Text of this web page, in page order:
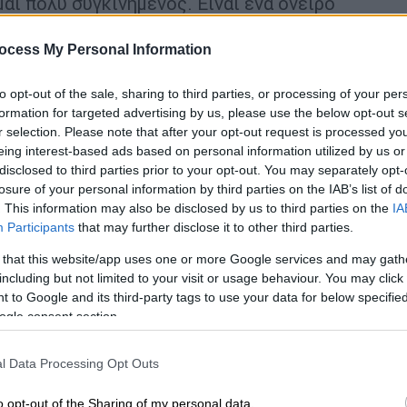
My Personal Information
opt-out of the sale, sharing to third parties, or processing of your
for targeted advertising by us, please use the below opt-out
selection. Please note that after your opt-out request is processed
interest-based ads based on personal information utilized by us
to third parties prior to your opt-out. You may separately
of your personal information by third parties on the IAB’s list of
This information may also be disclosed by us to third parties on the
Participants that may further disclose it to other third parties.
that this website/app uses one or more Google services and may
but not limited to your visit or usage behaviour. You may
to Google and its third-party tags to use your data for below
consent section.
Data Processing Opt Outs
opt-out of the Sharing of my personal data.
την ομάδα μου, αυτούς τους υπέροχους
το αξέχαστο ταξίδι του χάους»
Ειδήσεων και στη Νάντια
η δεύτερη ελληνική ταινία στην
23 χρόνια μετά «Τα Μάτια που
του Νίκου Κολιούκου, με
Γιάννη Τσορτέκη, το οποίο μάλιστα
στο Εθνικό Σπουδαστικό Τμήμα του
Καλύτερης Σκηνοθεσίας και
Cinef πραγματοποιήθηκε στις 23/5
στο
Palais des Festivals στις Κάννες
των βραβευμένων ταινιών.